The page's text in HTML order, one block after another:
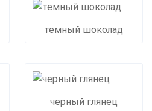
темный шоколад
черный глянец